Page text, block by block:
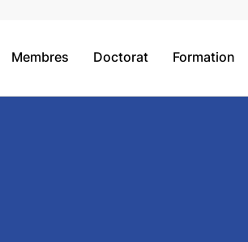
Membres Doctorat Formation